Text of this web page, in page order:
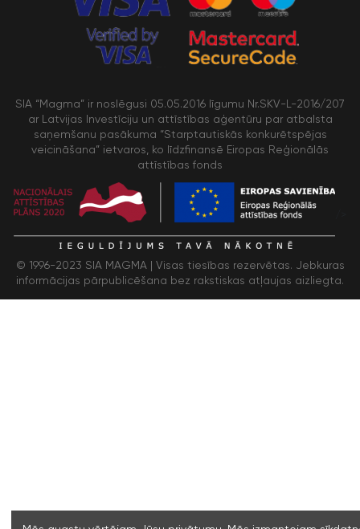
SIA “Magma” ir noslēgusi 05.05.2016 līgumu Nr.SKV-L-2016/207
ar Latvijas Investīciju un attīstības aģentūru par atbalsta
saņemšanu pasākuma “Starptautiskās konkurētspējas
veicināšana” ietvaros, ko līdzfinansē Eiropas Reģionālās
attīstības fonds
© 1996-2023 SIA MAGMA | Visas tiesības rezervētas. Jebkuras
informācijas pārpublicēšana bez rakstiskas atļaujas aizliegta.